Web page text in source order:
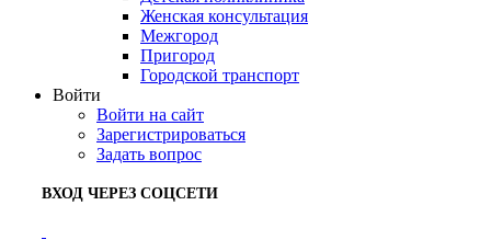
Женская консультация
Межгород
Пригород
Городской транспорт
Войти
Войти на сайт
Зарегистрироваться
Задать вопрос
ВХОД ЧЕРЕЗ СОЦСЕТИ